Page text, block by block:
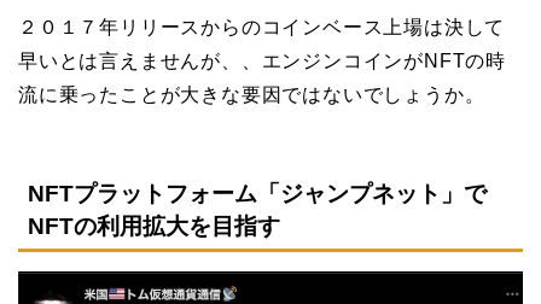
２０１７年リリースからのコインベース上場は決して
早いとは言えませんが、、エンジンコインがNFTの時
流に乗ったことが大きな要因ではないでしょうか。
NFTプラットフォーム「ジャンプネット」で
NFTの利用拡大を目指す